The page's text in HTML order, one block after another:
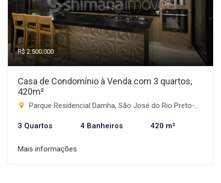
R$ 2.500.000
Casa de Condomínio à Venda com 3 quartos,
420m²
Parque Residencial Damha, São José do Rio Preto-SP
3 Quartos 4 Banheiros 420 m²
Mais informações